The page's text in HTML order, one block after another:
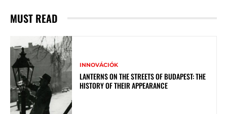
MUST READ
INNOVÁCIÓK
LANTERNS ON THE STREETS OF BUDAPEST: THE
HISTORY OF THEIR APPEARANCE